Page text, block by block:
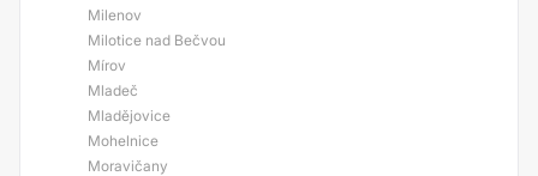
Milenov
Milotice nad Bečvou
Mírov
Mladeč
Mladějovice
Mohelnice
Moravičany